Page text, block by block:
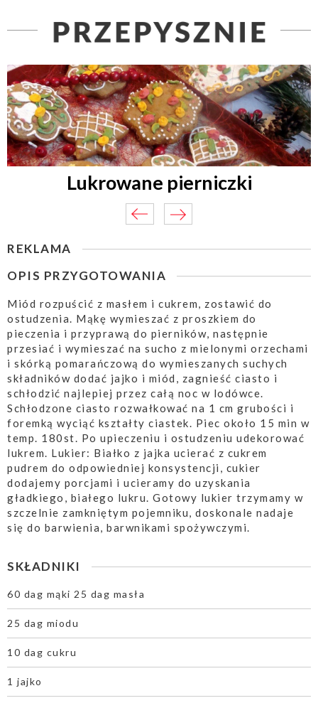
Lukrowane pierniczki
REKLAMA
OPIS PRZYGOTOWANIA
Miód rozpuścić z masłem i cukrem, zostawić do
ostudzenia. Mąkę wymieszać z proszkiem do
pieczenia i przyprawą do pierników, następnie
przesiać i wymieszać na sucho z mielonymi orzechami
i skórką pomarańczową do wymieszanych suchych
składników dodać jajko i miód, zagnieść ciasto i
schłodzić najlepiej przez całą noc w lodówce.
Schłodzone ciasto rozwałkować na 1 cm grubości i
foremką wyciąć kształty ciastek. Piec około 15 min w
temp. 180st. Po upieczeniu i ostudzeniu udekorować
lukrem. Lukier: Białko z jajka ucierać z cukrem
pudrem do odpowiedniej konsystencji, cukier
dodajemy porcjami i ucieramy do uzyskania
gładkiego, białego lukru. Gotowy lukier trzymamy w
szczelnie zamkniętym pojemniku, doskonale nadaje
się do barwienia, barwnikami spożywczymi.
SKŁADNIKI
60 dag mąki 25 dag masła
25 dag miodu
10 dag cukru
1 jajko